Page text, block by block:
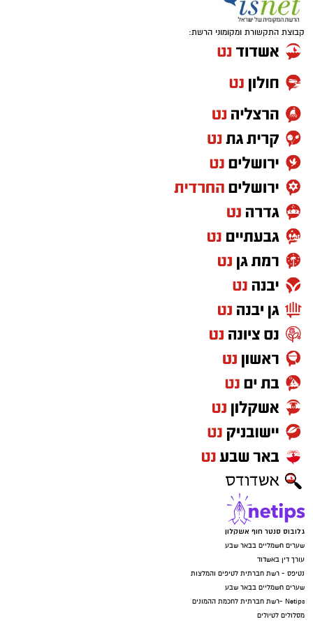
מועדי הסיורים:
וילדים
(גילאי 16+)
וילדים
לפרטים נוספים
והרשמה:https://bit.ly/summer26ecoocean
יש לכם מידע חשוב שטרם נחשף? צילומים מאירוע
חדשותי? מצאתם טעות בכתבה? נשמח שתשתפו
אותנו
קבוצת התקשורת ומקומוני הרשת:
גלובוס סנטר חוף אשקלון
שערים חשמליים בבאר שבע
עורך דין באשדוד
נטיפס - רשת חברתית לטיפים והמלצות
שערים חשמליים בבאר שבע
Netips -רשת חברתית לחכמת ההמונים
מסלולים לטיולים